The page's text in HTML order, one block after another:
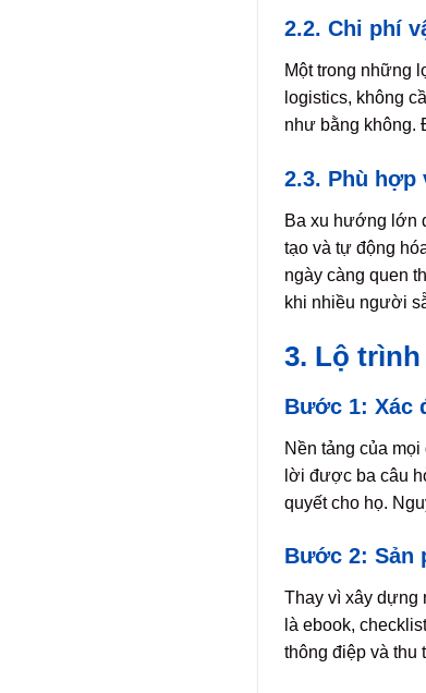
2.2. Chi phí
Một trong những
logistics, không
như bằng không.
2.3. Phù
Ba xu hướng lớn
tạo và tự động
ngày càng quen
khi nhiều người
3. Lộ
Bước 1: Xác
Nền tảng của
lời được ba câu
quyết cho họ.
Bước 2: Sản
Thay vì xây dựng
là ebook,
thông điệp và thu